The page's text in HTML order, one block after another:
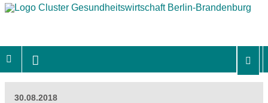
30.08.2018